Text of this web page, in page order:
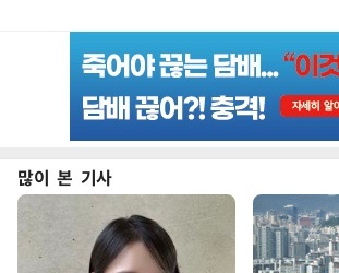
많이 본 기사